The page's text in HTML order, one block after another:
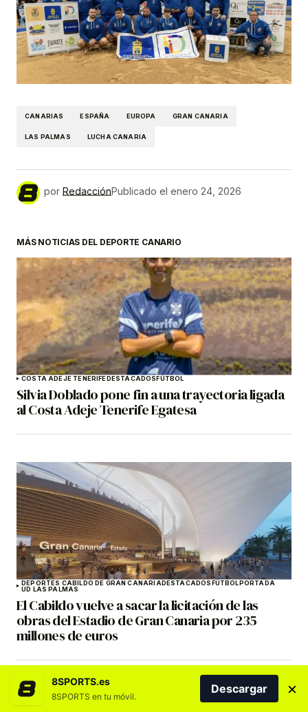
CANARIAS ESPAÑA EUROPA GRAN CANARIA
LAS PALMAS LUCHA CANARIA
por RedacciónPublicado el enero 24, 2026
MÁS NOTICIAS DEL DEPORTE CANARIO
COSTA ADEJE TENERIFEDESTACADOSFÚTBOL
Silvia Doblado pone fin a una trayectoria ligada
al Costa Adeje Tenerife Egatesa
DEPORTES CABILDO DE GRAN CANARIADESTACADOSFÚTBOLPORTADA
UD LAS PALMAS
El Cabildo vuelve a sacar la licitación de las
obras del Estadio de Gran Canaria por 235
millones de euros
8SPORTS.es
8SPORTS en tu móvil.
Descargar ×